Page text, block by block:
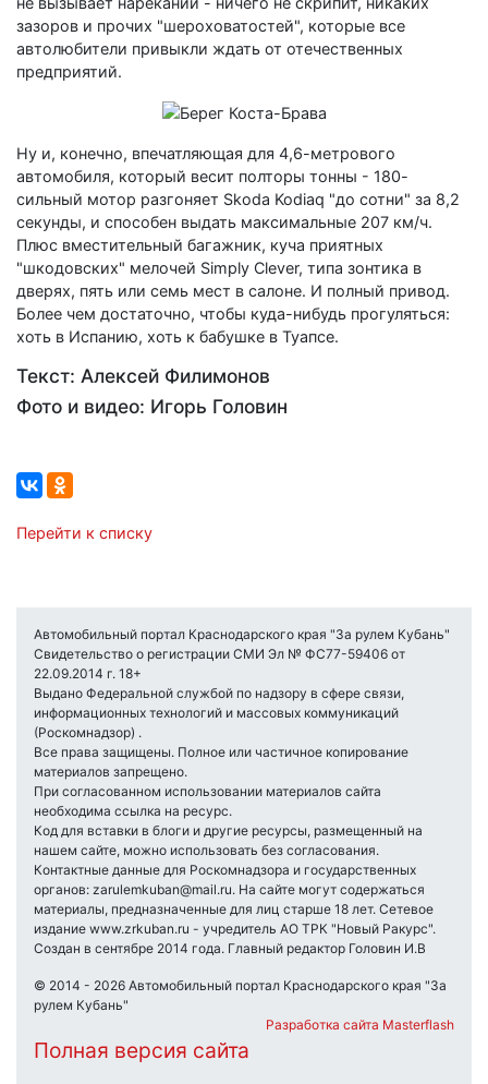
зазоров и прочих "шероховатостей", которые все
автолюбители привыкли ждать от отечественных
предприятий.
Ну и, конечно, впечатляющая для 4,6-метрового
автомобиля, который весит полторы тонны - 180-
сильный мотор разгоняет Skoda Kodiaq "до сотни" за 8,2
секунды, и способен выдать максимальные 207 км/ч.
Плюс вместительный багажник, куча приятных
"шкодовских" мелочей Simply Clever, типа зонтика в
дверях, пять или семь мест в салоне. И полный привод.
Более чем достаточно, чтобы куда-нибудь прогуляться:
хоть в Испанию, хоть к бабушке в Туапсе.
Текст: Алексей Филимонов
Фото и видео: Игорь Головин
Перейти к списку
Автомобильный портал Краснодарского края "За рулем Кубань"
Свидетельство о регистрации СМИ Эл № ФС77-59406 от
22.09.2014 г. 18+
Выдано Федеральной службой по надзору в сфере связи,
информационных технологий и массовых коммуникаций
(Роскомнадзор) .
Все права защищены. Полное или частичное копирование
материалов запрещено.
При согласованном использовании материалов сайта
необходима ссылка на ресурс.
Код для вставки в блоги и другие ресурсы, размещенный на
нашем сайте, можно использовать без согласования.
Контактные данные для Роскомнадзора и государственных
органов: zarulemkuban@mail.ru. На сайте могут содержаться
материалы, предназначенные для лиц старше 18 лет. Сетевое
издание www.zrkuban.ru - учредитель АО ТРК "Новый Ракурс".
Создан в сентябре 2014 года. Главный редактор Головин И.В
© 2014 - 2026 Автомобильный портал Краснодарского края "За
рулем Кубань"
Разработка сайта Masterflash
Полная версия сайта